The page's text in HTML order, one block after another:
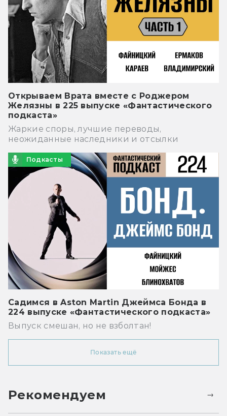
Открываем Врата вместе с Роджером
Желязны в 225 выпуске «Фантастического
подкаста»
Жаркие споры, лучшие переводы,
неожиданные наследники и отсылки
Подкасты
Садимся в Aston Martin Джеймса Бонда в
224 выпуске «Фантастического подкаста»
Выпуск смешан, но не взболтан!
Показать ещё
Рекомендуем